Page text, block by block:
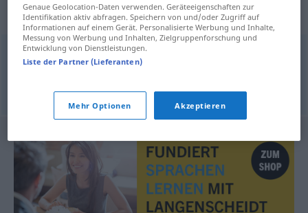
Synonyme für "massakrieren"
abschlachten,schlachten,
© OpenThesaurus.de
Genaue Geolocation-Daten verwenden. Geräteeigenschaften zur
Identifikation aktiv abfragen. Speichern von und/oder Zugriff auf
Informationen auf einem Gerät. Personalisierte Werbung und Inhalte,
Messung von Werbung und Inhalten, Zielgruppenforschung und
Entwicklung von Dienstleistungen.
Liste der Partner (Lieferanten)
Mehr Optionen Akzeptieren